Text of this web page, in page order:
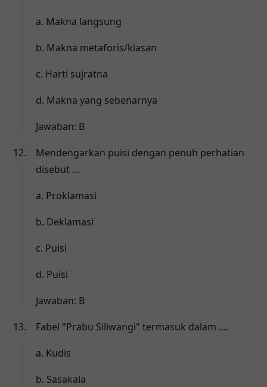
a. Makna langsung
b. Makna metaforis/kiasan
c. Harti sujratna
d. Makna yang sebenarnya
Jawaban: B
Mendengarkan puisi dengan penuh perhatian
disebut ...
a. Proklamasi
b. Deklamasi
c. Puisi
d. Puisi
Jawaban: B
Fabel "Prabu Siliwangi" termasuk dalam ....
a. Kudis
b. Sasakala